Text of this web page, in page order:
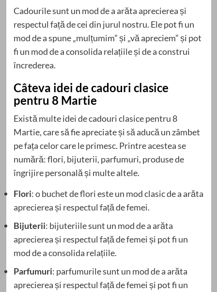
Cadourile sunt un mod de a arăta aprecierea și
respectul față de cei din jurul nostru. Ele pot fi un
mod de a spune „mulțumim” și „vă apreciem” și pot
fi un mod de a consolida relațiile și de a construi
încrederea.
Câteva idei de cadouri clasice
pentru 8 Martie
Există multe idei de cadouri clasice pentru 8
Martie, care să fie apreciate și să aducă un zâmbet
pe fața celor care le primesc. Printre acestea se
numără: flori, bijuterii, parfumuri, produse de
îngrijire personală și multe altele.
Flori: o buchet de flori este un mod clasic de a arăta
aprecierea și respectul față de femei.
Bijuterii: bijuteriile sunt un mod de a arăta
aprecierea și respectul față de femei și pot fi un
mod de a consolida relațiile.
Parfumuri: parfumurile sunt un mod de a arăta
aprecierea și respectul față de femei și pot fi un